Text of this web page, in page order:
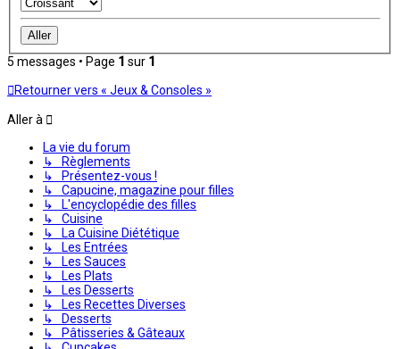
5 messages • Page 1 sur 1
Retourner vers « Jeux & Consoles »
Aller à
La vie du forum
↳ Règlements
↳ Présentez-vous !
↳ Capucine, magazine pour filles
↳ L'encyclopédie des filles
↳ Cuisine
↳ La Cuisine Diététique
↳ Les Entrées
↳ Les Sauces
↳ Les Plats
↳ Les Desserts
↳ Les Recettes Diverses
↳ Desserts
↳ Pâtisseries & Gâteaux